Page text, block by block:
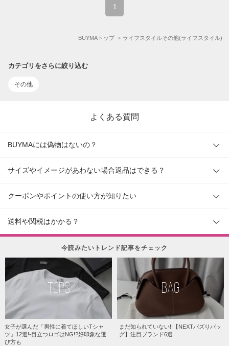
1
BUYMAトップ ライフスタイルその他(ライフスタイル)
カテゴリをさらに絞り込む
その他
よくある質問
BUYMAには偽物はないの？
サイズやイメージがあわない場合返品はできる？
クーポンやポイントの使い方が知りたい
送料や関税はかかる？
今読みたいトレンド記事をチェック
TOPS
女子が選んだ「男性に着てほしいTシャ
ツ」12選!-目立つロゴはNG!?好印象な選
び方も
BAG
まだ知られていない!!【NEXTバズりバッ
グ】注目ブランド6選